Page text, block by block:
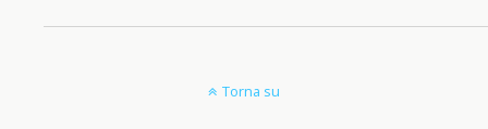
Torna su